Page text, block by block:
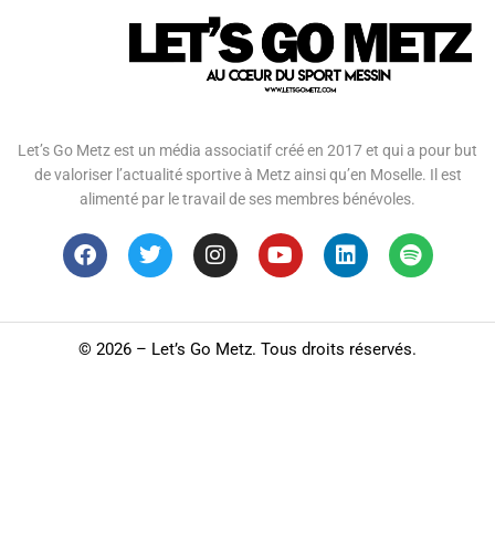
Let’s Go Metz est un média associatif créé en 2017 et qui a pour but
de valoriser l’actualité sportive à Metz ainsi qu’en Moselle. Il est
alimenté par le travail de ses membres bénévoles.
© 2026 – Let’s Go Metz. Tous droits réservés.